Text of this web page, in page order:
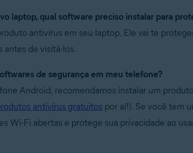
laptop, qual software preciso instalar para
antivírus em seu laptop. Ele vai te
antes de visitá-los.
de segurança em meu telefone?
Android, recomendamos instalar um
antivírus gratuitos por aí!). Se você tem
Wi-Fi abertas e protege sua privacidade ao